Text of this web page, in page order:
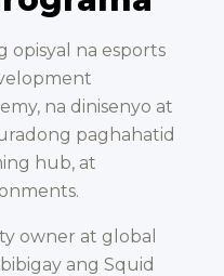
opisyal na esports
na dinisenyo at
paghahatid
hub, at
owner at global
ang Squid